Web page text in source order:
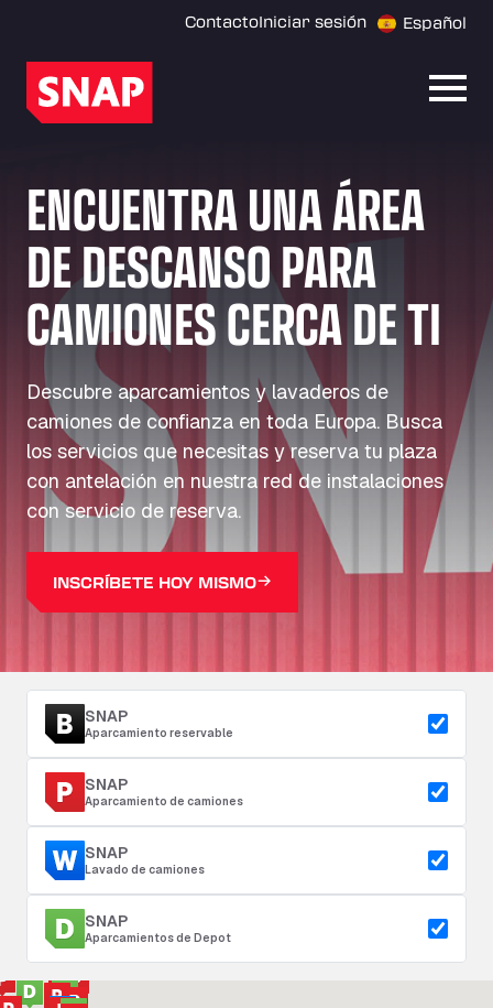
ContactoIniciar sesión Español
ENCUENTRA UNA ÁREA
DE DESCANSO PARA
CAMIONES CERCA DE TI
Descubre aparcamientos y lavaderos de
camiones de confianza en toda Europa. Busca
los servicios que necesitas y reserva tu plaza
con antelación en nuestra red de instalaciones
con servicio de reserva.
INSCRÍBETE HOY MISMO
SNAP
Aparcamiento reservable
SNAP
Aparcamiento de camiones
SNAP
Lavado de camiones
SNAP
Aparcamientos de Depot